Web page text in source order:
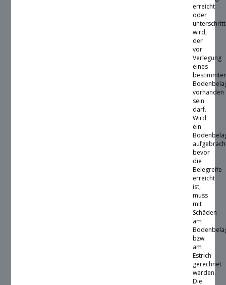
erreicht
oder
wird,
der
vor
Verlegung
eines
vorhanden
sein
darf.
Wird
ein
bevor
die
Belegreife
erreicht
ist,
muss
mit
Schäden
am
bzw.
am
Estrich
gerechnet
werden.
Die